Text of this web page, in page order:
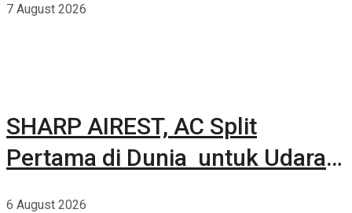
7 August 2026
SHARP AIREST, AC Split
Pertama di Dunia untuk Udara
6 August 2026